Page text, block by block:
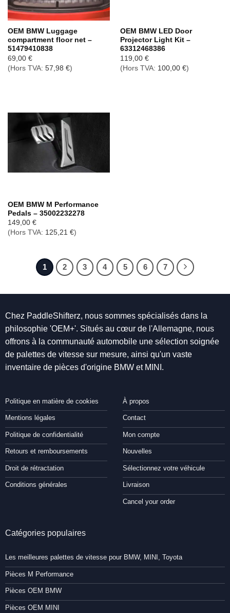
OEM BMW Luggage
compartment floor net –
51479410838
69,00 €
(Hors TVA: 57,98 €)
OEM BMW LED Door
Projector Light Kit –
63312468386
119,00 €
(Hors TVA: 100,00 €)
OEM BMW M Performance
Pedals – 35002232278
149,00 €
(Hors TVA: 125,21 €)
1 2 3 4 5 6 7
Chez PaddleShifterz, nous sommes spécialisés dans la
philosophie 'OEM+'. Situés au cœur de l'Allemagne, nous
offrons à la communauté automobile une sélection soignée
de palettes de vitesse sur mesure, ainsi qu'un vaste
inventaire de pièces d'origine BMW et MINI.
Politique en matière de cookies
Mentions légales
Politique de confidentialité
Retours et remboursements
Droit de rétractation
Conditions générales
À propos
Contact
Mon compte
Nouvelles
Sélectionnez votre véhicule
Livraison
Cancel your order
Catégories populaires
Les meilleures palettes de vitesse pour BMW, MINI, Toyota
Pièces M Performance
Pièces OEM BMW
Pièces OEM MINI